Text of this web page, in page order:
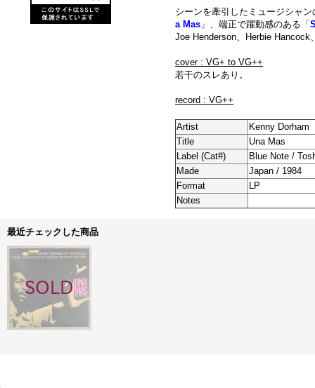
シーンを牽引したミュージシャ
a Mas 」、端正で躍動感のある「
Joe Henderson、Herbie
cover : VG+ to VG++
若干のスレあり。
record : VG++
Artist
Kenny Dorham
Title
Una Mas
Label (Cat#)
Blue Note /
Made
Japan / 1984
Format
LP
Notes
最近チェックした商品